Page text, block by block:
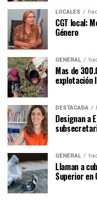
LOCALES
CGT local:
Género
GENERAL
Mas de
explotación
DESTACADA
Designan a
GENERAL
Llaman a
Superior